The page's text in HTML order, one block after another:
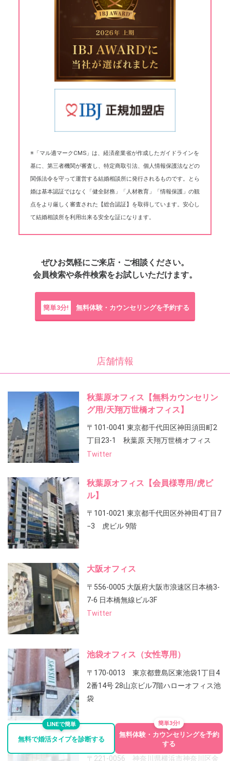
※「マル適マークCMS」は、経済産業省が作成したガイドラインを
基に、第三者機関が審査し、特定商取引法、個人情報保護法などの
関係法令を守って運営する結婚相談所に発行されるものです。とら
婚は基本認証ではなく「健全財務」「人材教育」「情報保護」の観
点をより厳しく審査された【総合認証】を取得しています。安心し
て結婚相談所を利用出来る安全な証になります。
ぜひお気軽にご来店・ご相談ください。
会員検索や条件検索をお試しいただけます。
簡単3分! 無料体験・カウンセリングを予約する
店舗情報
秋葉原オフィス【無料カウンセリン
グ用/天翔万世橋オフィス】
〒101-0041 東京都千代田区神田須田町2
丁目23-1 秋葉原 天翔万世橋オフィス
Twitter
秋葉原オフィス【会員様専用/虎ビ
ル】
〒101-0021 東京都千代田区外神田4丁目7
−3 虎ビル 9階
大阪オフィス
〒556-0005 大阪府大阪市浪速区日本橋3-
7-6 日本橋無線ビル3F
Twitter
池袋オフィス（女性専用）
〒170-0013 東京都豊島区東池袋1丁目4
2番14号 28山京ビル7階ハローオフィス池
袋
横浜オフィス
〒221-0056 神奈川県横浜市神奈川区金
LINEで簡単
無料で婚活タイプを診断する
簡単3分!
無料体験・カウンセリングを予約
する